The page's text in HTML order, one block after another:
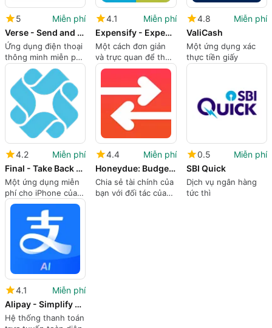
5
Miễn phí
Verse - Send and request money
Ứng dụng điện thoại
thông minh miễn phí
để gửi và nhận tiền.
4.1
Miễn phí
Expensify - Expense Reports
Một cách đơn giản
và trực quan để theo
dõi chi phí và biên lai
4.8
Miễn phí
ValiCash
Một ứng dụng xác
thực tiền giấy
4.2
Miễn phí
Final - Take Back Control of Your Credit Card
Một ứng dụng miễn
phí cho iPhone của
Final Inc.
4.4
Miễn phí
Honeydue: Budget, Bills & Money for Couples
Chia sẻ tài chính của
bạn với đối tác của
0.5
Miễn phí
SBI Quick
Dịch vụ ngân hàng
tức thì
4.1
Miễn phí
Alipay - Simplify Your Life
Hệ thống thanh toán